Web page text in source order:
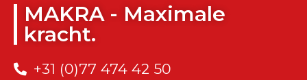
MAKRA - Maximale
kracht.
+31 (0)77 474 42 50